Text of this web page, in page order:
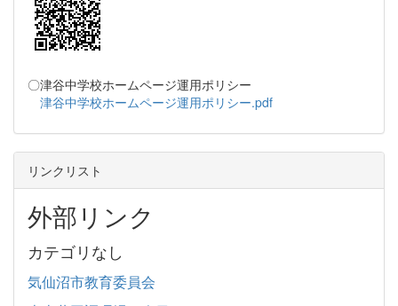
〇津谷中学校ホームページ運用ポリシー
津谷中学校ホームページ運用ポリシー.pdf
リンクリスト
外部リンク
カテゴリなし
気仙沼市教育委員会